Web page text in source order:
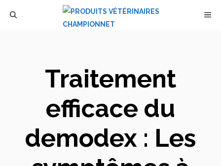
Traitement
efficace du
demodex : Les